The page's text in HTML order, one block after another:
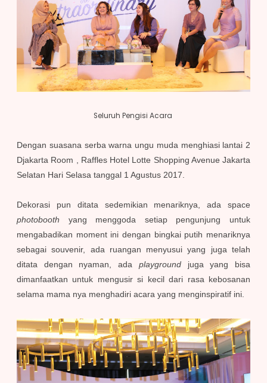
Seluruh Pengisi Acara
Dengan suasana serba warna ungu muda menghiasi lantai 2
Djakarta Room , Raffles Hotel Lotte Shopping Avenue Jakarta
Selatan Hari Selasa tanggal 1 Agustus 2017.
Dekorasi pun ditata sedemikian menariknya, ada space
photobooth yang menggoda setiap pengunjung untuk
mengabadikan moment ini dengan bingkai putih menariknya
sebagai souvenir, ada ruangan menyusui yang juga telah
ditata dengan nyaman, ada playground juga yang bisa
dimanfaatkan untuk mengusir si kecil dari rasa kebosanan
selama mama nya menghadiri acara yang menginspiratif ini.